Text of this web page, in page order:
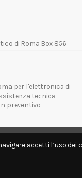
di Roma Box 856
per l'elettronica di
tecnica
preventivo
accetti l’uso dei